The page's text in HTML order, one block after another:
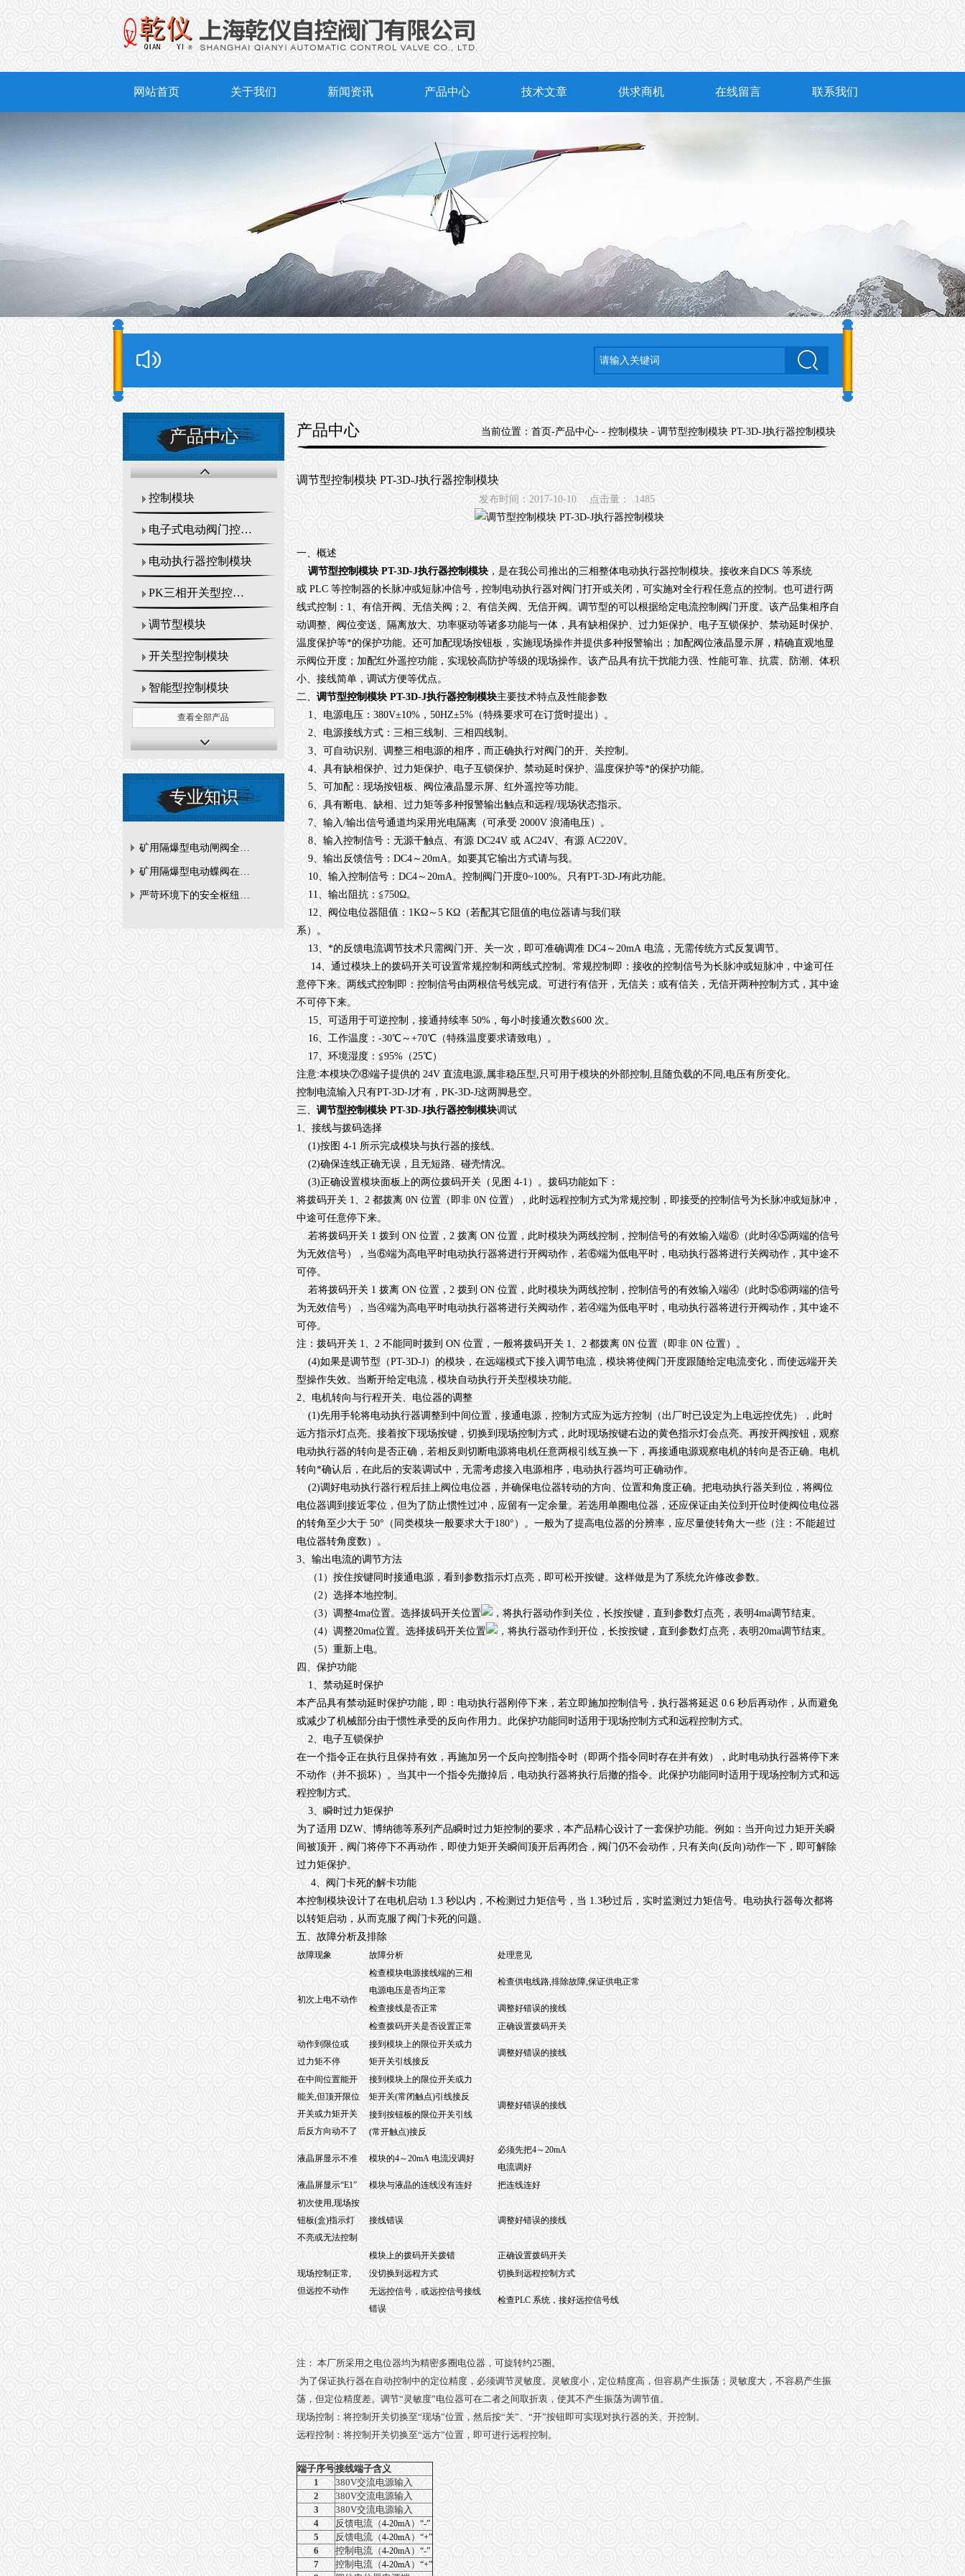
网站首页 关于我们 新闻资讯 产品中心 技术文章 供求商机 在线留言 联系我们
产品中心
控制模块
电子式电动阀门控制器
电动执行器控制模块
PK三相开关型控制模块
调节型模块
开关型控制模块
智能型控制模块
查看全部产品
专业知识
矿用隔爆型电动闸阀全周期维护与故障排查要点
矿用隔爆型电动蝶阀在瓦斯管道控制中的防爆设计与安全标准解析
严苛环境下的安全枢纽：矿用隔爆型电动闸阀的技术剖析
产品中心 当前位置：首页-产品中心- - 控制模块 - 调节型控制模块 PT-3D-J执行器控制模块
调节型控制模块 PT-3D-J执行器控制模块
发布时间：2017-10-10 点击量： 1485
一、概述
调节型控制模块 PT-3D-J执行器控制模块 ，是在我公司推出的三相整体电动执行器控制模块。接收来自DCS 等系统
或 PLC 等控制器的长脉冲或短脉冲信号，控制电动执行器对阀门打开或关闭，可实施对全行程任意点的控制。也可进行两
线式控制：1、有信开阀、无信关阀；2、有信关阀、无信开阀。调节型的可以根据给定电流控制阀门开度。该产品集相序自
动调整、阀位变送、隔离放大、功率驱动等诸多功能与一体，具有缺相保护、过力矩保护、电子互锁保护、禁动延时保护、
温度保护等*的保护功能。还可加配现场按钮板，实施现场操作并提供多种报警输出；加配阀位液晶显示屏，精确直观地显
示阀位开度；加配红外遥控功能，实现较高防护等级的现场操作。该产品具有抗干扰能力强、性能可靠、抗震、防潮、体积
小、接线简单，调试方便等优点。
二、 调节型控制模块 PT-3D-J执行器控制模块主要技术特点及性能参数
1、电源电压：380V±10%，50HZ±5%（特殊要求可在订货时提出）。
2、电源接线方式：三相三线制、三相四线制。
3、可自动识别、调整三相电源的相序，而正确执行对阀门的开、关控制。
4、具有缺相保护、过力矩保护、电子互锁保护、禁动延时保护、温度保护等*的保护功能。
5、可加配：现场按钮板、阀位液晶显示屏、红外遥控等功能。
6、具有断电、缺相、过力矩等多种报警输出触点和远程/现场状态指示。
7、输入/输出信号通道均采用光电隔离（可承受 2000V 浪涌电压）。
8、输入控制信号：无源干触点、有源 DC24V 或 AC24V、有源 AC220V。
9、输出反馈信号：DC4～20mA。如要其它输出方式请与我。
10、输入控制信号：DC4～20mA。控制阀门开度0~100%。只有PT-3D-J有此功能。
11、输出阻抗：≦750Ω。
12、阀位电位器阻值：1KΩ～5 KΩ（若配其它阻值的电位器请与我们联
系）。
13、*的反馈电流调节技术只需阀门开、关一次，即可准确调准 DC4～20mA 电流，无需传统方式反复调节。
14、通过模块上的拨码开关可设置常规控制和两线式控制。常规控制即：接收的控制信号为长脉冲或短脉冲，中途可任
意停下来。两线式控制即：控制信号由两根信号线完成。可进行有信开，无信关；或有信关，无信开两种控制方式，其中途
不可停下来。
15、可适用于可逆控制，接通持续率 50%，每小时接通次数≦600 次。
16、工作温度：-30℃～+70℃（特殊温度要求请致电）。
17、环境湿度：≦95%（25℃）
注意:本模块⑦⑧端子提供的 24V 直流电源,属非稳压型,只可用于模块的外部控制,且随负载的不同,电压有所变化。
控制电流输入只有PT-3D-J才有，PK-3D-J这两脚悬空。
三、 调节型控制模块 PT-3D-J执行器控制模块调试
1、接线与拨码选择
(1)按图 4-1 所示完成模块与执行器的接线。
(2)确保连线正确无误，且无短路、碰壳情况。
(3)正确设置模块面板上的两位拨码开关（见图 4-1）。拨码功能如下：
将拨码开关 1、2 都拨离 0N 位置（即非 0N 位置），此时远程控制方式为常规控制，即接受的控制信号为长脉冲或短脉冲，
中途可任意停下来。
若将拨码开关 1 拨到 ON 位置，2 拨离 ON 位置，此时模块为两线控制，控制信号的有效输入端⑥（此时④⑤两端的信号
为无效信号），当⑥端为高电平时电动执行器将进行开阀动作，若⑥端为低电平时，电动执行器将进行关阀动作，其中途不
可停。
若将拨码开关 1 拨离 ON 位置，2 拨到 ON 位置，此时模块为两线控制，控制信号的有效输入端④（此时⑤⑥两端的信号
为无效信号），当④端为高电平时电动执行器将进行关阀动作，若④端为低电平时，电动执行器将进行开阀动作，其中途不
可停。
注：拨码开关 1、2 不能同时拨到 ON 位置，一般将拨码开关 1、2 都拨离 0N 位置（即非 0N 位置）。
(4)如果是调节型（PT-3D-J）的模块，在远端模式下接入调节电流，模块将使阀门开度跟随给定电流变化，而使远端开关
型操作失效。当断开给定电流，模块自动执行开关型模块功能。
2、电机转向与行程开关、电位器的调整
(1)先用手轮将电动执行器调整到中间位置，接通电源，控制方式应为远方控制（出厂时已设定为上电远控优先），此时
远方指示灯点亮。接着按下现场按键，切换到现场控制方式，此时现场按键右边的黄色指示灯会点亮。再按开阀按钮，观察
电动执行器的转向是否正确，若相反则切断电源将电机任意两根引线互换一下，再接通电源观察电机的转向是否正确。电机
转向*确认后，在此后的安装调试中，无需考虑接入电源相序，电动执行器均可正确动作。
(2)调好电动执行器行程后挂上阀位电位器，并确保电位器转动的方向、位置和角度正确。把电动执行器关到位，将阀位
电位器调到接近零位，但为了防止惯性过冲，应留有一定余量。若选用单圈电位器，还应保证由关位到开位时使阀位电位器
的转角至少大于 50°（同类模块一般要求大于180°）。一般为了提高电位器的分辨率，应尽量使转角大一些（注：不能超过
电位器转角度数）。
3、输出电流的调节方法
（1）按住按键同时接通电源，看到参数指示灯点亮，即可松开按键。这样做是为了系统允许修改参数。
（2）选择本地控制。
（3）调整4ma位置。选择拔码开关位置
，将执行器动作到关位，长按按键，直到参数灯点亮，表明4ma调节结束。
（4）调整20ma位置。选择拔码开关位置
，将执行器动作到开位，长按按键，直到参数灯点亮，表明20ma调节结束。
（5）重新上电。
四、保护功能
1、禁动延时保护
本产品具有禁动延时保护功能，即：电动执行器刚停下来，若立即施加控制信号，执行器将延迟 0.6 秒后再动作，从而避免
或减少了机械部分由于惯性承受的反向作用力。此保护功能同时适用于现场控制方式和远程控制方式。
2、电子互锁保护
在一个指令正在执行且保持有效，再施加另一个反向控制指令时（即两个指令同时存在并有效），此时电动执行器将停下来
不动作（并不损坏）。当其中一个指令先撤掉后，电动执行器将执行后撤的指令。此保护功能同时适用于现场控制方式和远
程控制方式。
3、瞬时过力矩保护
为了适用 DZW、博纳德等系列产品瞬时过力矩控制的要求，本产品精心设计了一套保护功能。例如：当开向过力矩开关瞬
间被顶开，阀门将停下不再动作，即使力矩开关瞬间顶开后再闭合，阀门仍不会动作，只有关向(反向)动作一下，即可解除
过力矩保护。
4、阀门卡死的解卡功能
本控制模块设计了在电机启动 1.3 秒以内，不检测过力矩信号，当 1.3秒过后，实时监测过力矩信号。电动执行器每次都将
以转矩启动，从而克服了阀门卡死的问题。
五、故障分析及排除
故障现象 故障分析 处理意见
初次上电不动作
检查模块电源接线端的三相
电源电压是否均正常
检查供电线路,排除故障,保证供电正常
检查接线是否正常
调整好错误的接线
检查拨码开关是否设置正常
正确设置拨码开关
动作到限位或
过力矩不停
接到模块上的限位开关或力
矩开关引线接反
调整好错误的接线
在中间位置能开
能关,但顶开限位
开关或力矩开关
后反方向动不了
接到模块上的限位开关或力
矩开关(常闭触点)引线接反
调整好错误的接线
接到按钮板的限位开关引线
(常开触点)接反
液晶屏显示不准 模块的4～20mA 电流没调好
必须先把4～20mA
电流调好
液晶屏显示“E1”
模块与液晶的连线没有连好
把连线连好
初次使用,现场按
钮板(盒)指示灯
不亮或无法控制
接线错误 调整好错误的接线
现场控制正常,
但远控不动作
模块上的拨码开关拨错
正确设置拨码开关
没切换到远程方式
切换到远程控制方式
无远控信号，或远控信号接线
错误
检查PLC 系统，接好远控信号线
注： 本厂所采用之电位器均为精密多圈电位器，可旋转约25圈。
·为了保证执行器在自动控制中的定位精度，必须调节灵敏度。灵敏度小，定位精度高，但容易产生振荡；灵敏度大，不容易产生振
荡，但定位精度差。调节“灵敏度”电位器可在二者之间取折衷，使其不产生振荡为调节值。
现场控制：将控制开关切换至“现场”位置，然后按“关”、 “开”按钮即可实现对执行器的关、开控制。
远程控制：将控制开关切换至“远方”位置，即可进行远程控制。
端子序号接线端子含义
1
380V交流电源输入
2
380V交流电源输入
3
380V交流电源输入
4
反馈电流（4-20mA） “-”
5 反馈电流（4-20mA） “+”
6 控制电流（4-20mA） “-”
7 控制电流（4-20mA） “+”